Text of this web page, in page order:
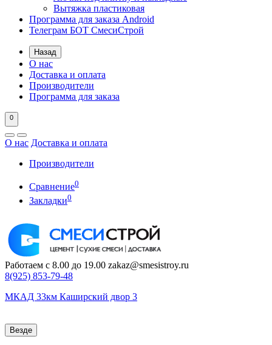
Вытяжка пластиковая
Программа для заказа Android
Телеграм БОТ СмесиСтрой
Назад
О нас
Доставка и оплата
Производители
Программа для заказа
0
О нас Доставка и оплата
Производители
Сравнение0
Закладки0
Работаем с 8.00 до 19.00 zakaz@smesistroy.ru
8(925) 853-79-48
МКАД 33км Каширский двор 3
Везде